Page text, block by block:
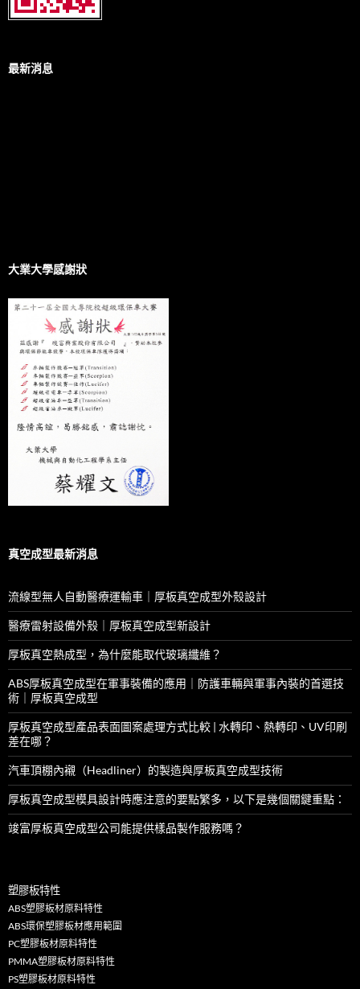
最新消息
大業大學感謝狀
真空成型最新消息
流線型無人自動醫療運輸車｜厚板真空成型外殼設計
醫療雷射設備外殼｜厚板真空成型新設計
厚板真空熱成型，為什麼能取代玻璃纖維？
ABS厚板真空成型在軍事裝備的應用｜防護車輛與軍事內裝的首選技
術｜厚板真空成型
厚板真空成型產品表面圖案處理方式比較 | 水轉印、熱轉印、UV印刷
差在哪？
汽車頂棚內襯（Headliner）的製造與厚板真空成型技術
厚板真空成型模具設計時應注意的要點繁多，以下是幾個關鍵重點：
竣富厚板真空成型公司能提供樣品製作服務嗎？
塑膠板特性
ABS塑膠板材原料特性
ABS環保塑膠板材應用範圍
PC塑膠板材原料特性
PMMA塑膠板材原料特性
PS塑膠板材原料特性